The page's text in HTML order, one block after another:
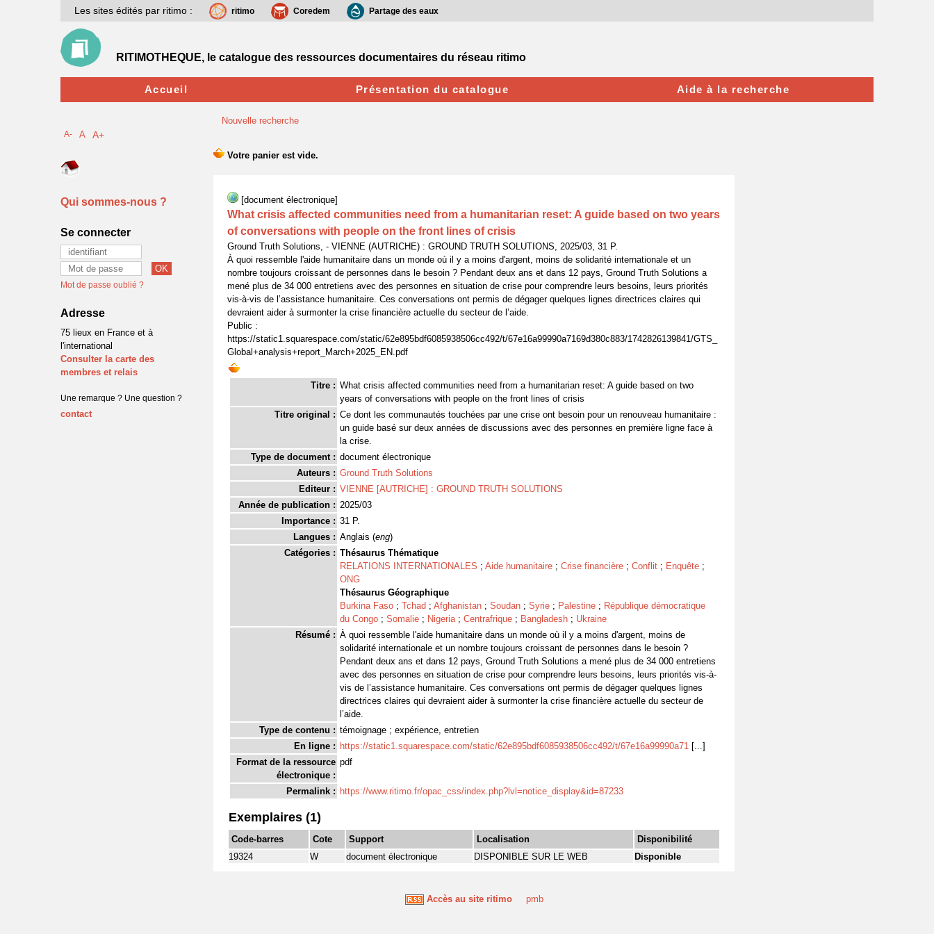
Nouvelle recherche
[document électronique]
What crisis affected communities need from a humanitarian reset: A guide based on two years
of conversations with people on the front lines of crisis
Ground Truth Solutions, - VIENNE (AUTRICHE) : GROUND TRUTH SOLUTIONS, 2025/03, 31 P.
À quoi ressemble l'aide humanitaire dans un monde où il y a moins d'argent, moins de solidarité internationale et un
nombre toujours croissant de personnes dans le besoin ? Pendant deux ans et dans 12 pays, Ground Truth Solutions a
mené plus de 34 000 entretiens avec des personnes en situation de crise pour comprendre leurs besoins, leurs priorités
vis-à-vis de l’assistance humanitaire. Ces conversations ont permis de dégager quelques lignes directrices claires qui
devraient aider à surmonter la crise financière actuelle du secteur de l’aide.
Public :
https://static1.squarespace.com/static/62e895bdf6085938506cc492/t/67e16a99990a7169d380c883/1742826139841/GTS_
Global+analysis+report_March+2025_EN.pdf
Titre : What crisis affected communities need from a humanitarian reset: A guide based on two
years of conversations with people on the front lines of crisis
Titre original : Ce dont les communautés touchées par une crise ont besoin pour un renouveau humanitaire :
un guide basé sur deux années de discussions avec des personnes en première ligne face à
la crise.
Type de document : document électronique
Auteurs : Ground Truth Solutions
Editeur : VIENNE [AUTRICHE] : GROUND TRUTH SOLUTIONS
Année de publication : 2025/03
Importance : 31 P.
Langues : Anglais (eng)
Catégories : Thésaurus Thématique
RELATIONS INTERNATIONALES ; Aide humanitaire ; Crise financière ; Conflit ; Enquête ;
ONG
Thésaurus Géographique
Burkina Faso ; Tchad ; Afghanistan ; Soudan ; Syrie ; Palestine ; République démocratique
du Congo ; Somalie ; Nigeria; Centrafrique ; Bangladesh ; Ukraine
Résumé : À quoi ressemble l'aide humanitaire dans un monde où il y a moins d'argent, moins de
solidarité internationale et un nombre toujours croissant de personnes dans le besoin ?
Pendant deux ans et dans 12 pays, Ground Truth Solutions a mené plus de 34 000 entretiens
avec des personnes en situation de crise pour comprendre leurs besoins, leurs priorités vis-à-
vis de l’assistance humanitaire. Ces conversations ont permis de dégager quelques lignes
directrices claires qui devraient aider à surmonter la crise financière actuelle du secteur de
l’aide.
Type de contenu : témoignage ; expérience, entretien
En ligne : https://static1.squarespace.com/static/62e895bdf6085938506cc492/t/67e16a99990a71 [...]
Format de la ressource
électronique :
pdf
Permalink : https://www.ritimo.fr/opac_css/index.php?lvl=notice_display&id=87233
Exemplaires (1)
Code-barres Cote Support Localisation
Disponibilité
19324
W document électronique DISPONIBLE SUR LE WEB Disponible
Accès au site ritimo pmb
Les sites édités par ritimo : ritimo Coredem Partage des eaux
RITIMOTHEQUE, le catalogue des ressources documentaires du réseau ritimo
Accueil Présentation du catalogue Aide à la recherche
A- A A+
Qui sommes-nous ?
Se connecter
Mot de passe oublié ?
Adresse
75 lieux en France et à
l'international
Consulter la carte des
membres et relais
Une remarque ? Une question ?
contact